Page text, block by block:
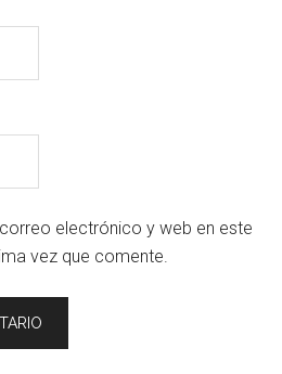
electrónico y web en este
vez que comente.